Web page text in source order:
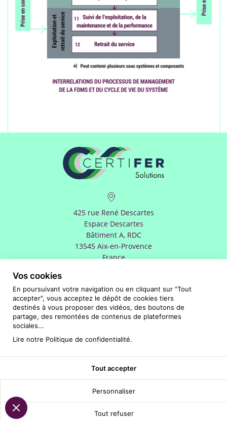
Vos cookies
En poursuivant votre navigation ou en cliquant sur "Tout
accepter", vous acceptez le dépôt de cookies tiers
destinés à vous proposer des vidéos, des boutons de
partage, des remontées de contenus de plateformes
sociales...
Lire notre Politique de confidentialité.
Tout accepter
Personnaliser
Tout refuser
425 rue René Descartes
Espace Descartes
Bâtiment A, RDC
13545 Aix-en-Provence
France
Nous appeler
Nous contacter
Données personnelles